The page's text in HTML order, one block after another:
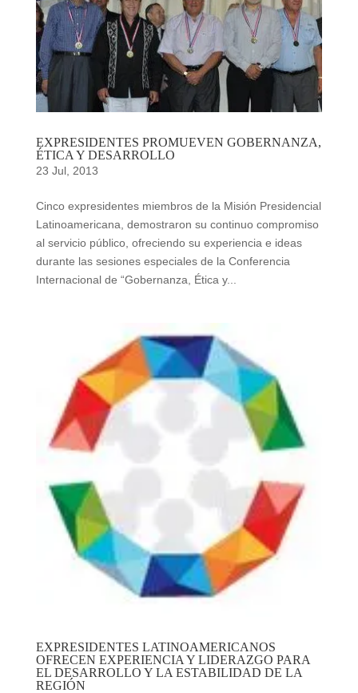
EXPRESIDENTES PROMUEVEN GOBERNANZA,
ÉTICA Y DESARROLLO
23 Jul, 2013
Cinco expresidentes miembros de la Misión Presidencial
Latinoamericana, demostraron su continuo compromiso
al servicio público, ofreciendo su experiencia e ideas
durante las sesiones especiales de la Conferencia
Internacional de “Gobernanza, Ética y...
EXPRESIDENTES LATINOAMERICANOS
OFRECEN EXPERIENCIA Y LIDERAZGO PARA
EL DESARROLLO Y LA ESTABILIDAD DE LA
REGIÓN